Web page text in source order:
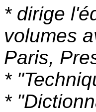
* dirige
volumes
Paris,
*
*